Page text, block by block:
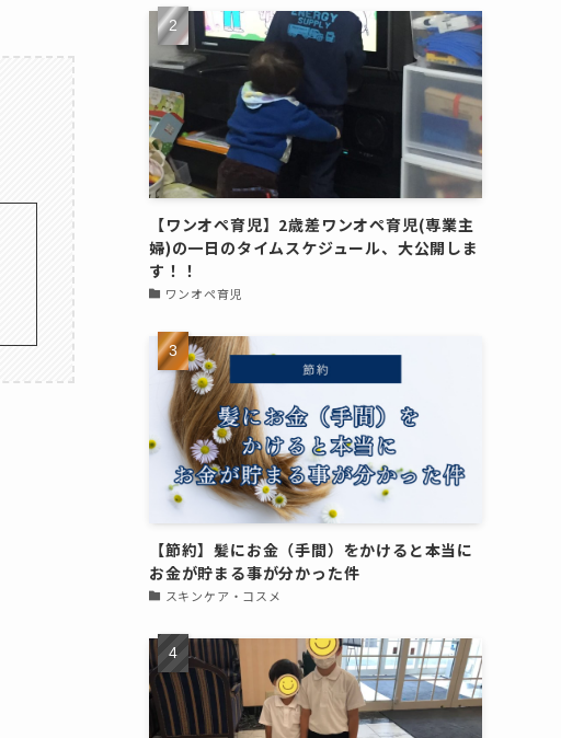
【ワンオペ育児】2歳差ワンオペ育児(専業主
婦)の一日のタイムスケジュール、大公開しま
す！！
ワンオペ育児
【節約】髪にお金（手間）をかけると本当に
お金が貯まる事が分かった件
スキンケア・コスメ